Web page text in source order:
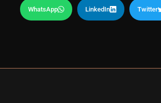
Twitter
LinkedIn
WhatsApp